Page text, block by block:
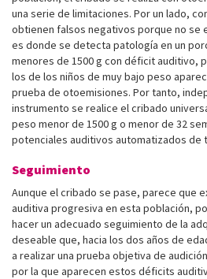
una serie de limitaciones. Por un lado,
obtienen falsos negativos porque no se
es donde se detecta patología en un
menores de 1500 g con déficit auditivo,
los de los niños de muy bajo peso
prueba de otoemisiones. Por tanto,
instrumento se realice el cribado
peso menor de 1500 g o menor de 32
potenciales auditivos automatizados de
Seguimiento
Aunque el cribado se pase, parece que
auditiva progresiva en esta población,
hacer un adecuado seguimiento de la
deseable que, hacia los dos años de
a realizar una prueba objetiva de
por la que aparecen estos déficits